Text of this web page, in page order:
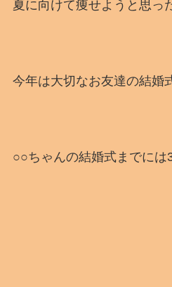
夏に向けて痩せようと思っ
今年は大切なお友達の結婚
○○ちゃんの結婚式までには